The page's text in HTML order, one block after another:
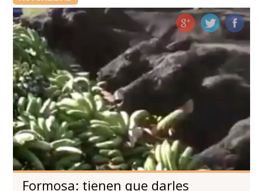
Formosa: tienen que darles